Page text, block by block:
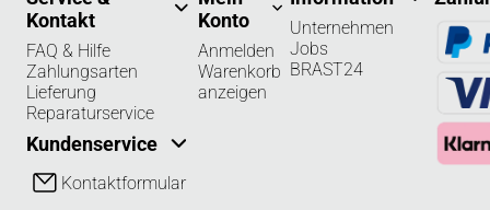
Kontakt
FAQ & Hilfe
Zahlungsarten
Lieferung
Reparaturservice
Kundenservice
Kontaktformular
Konto
Anmelden
Warenkorb
anzeigen
Unternehmen
Jobs
BRAST24